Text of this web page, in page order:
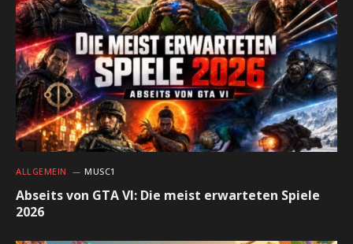
ALLGEMEIN MUSC1
Abseits von GTA VI: Die meist erwarteten Spiele
2026